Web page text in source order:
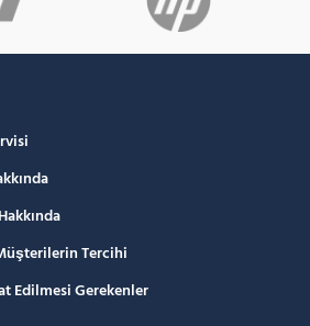
Tercihi
Edilmesi Gerekenler